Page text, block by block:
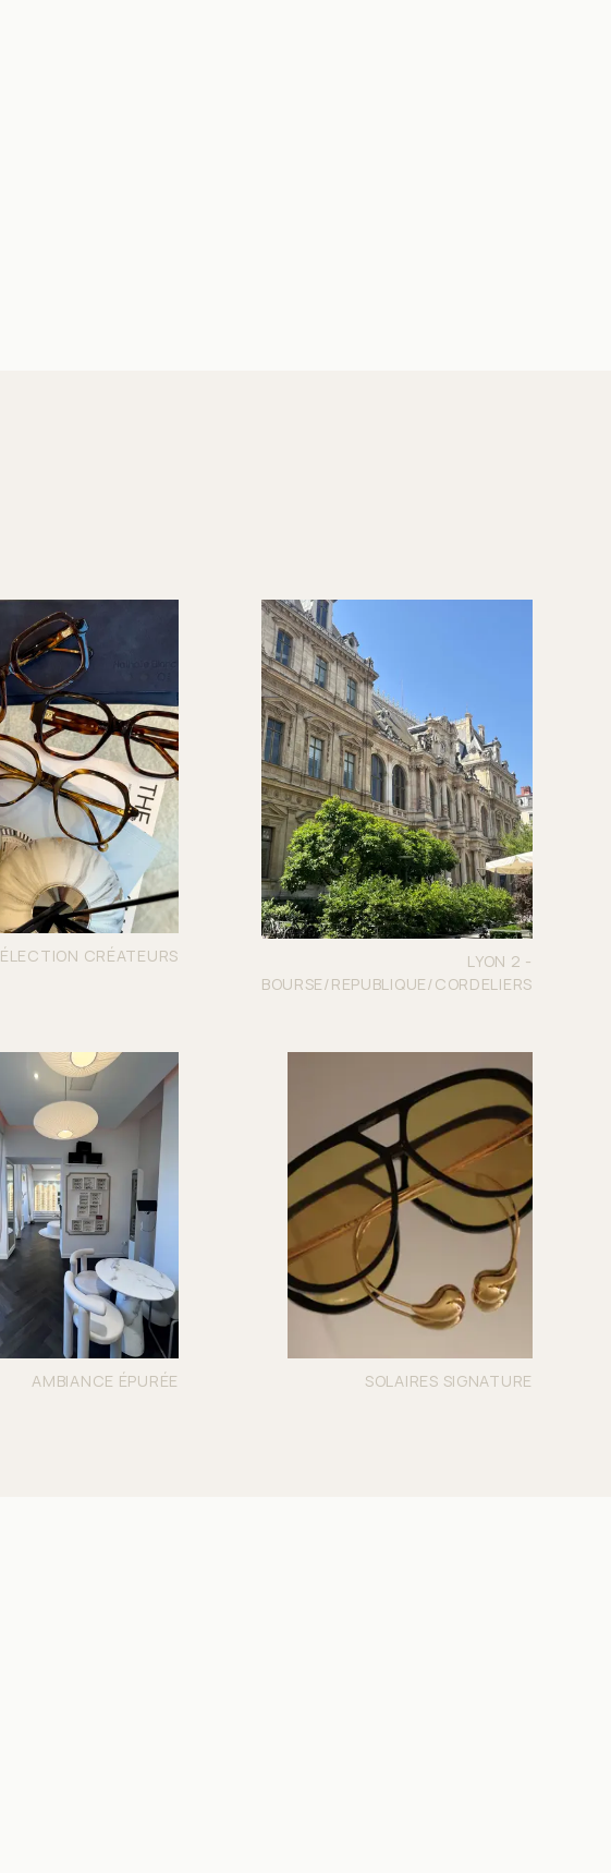
LYON 2 -
BOURSE/REPUBLIQUE/CORDELIERS
CRÉATEURS
SOLAIRES SIGNATURE
AMBIANCE ÉPURÉE